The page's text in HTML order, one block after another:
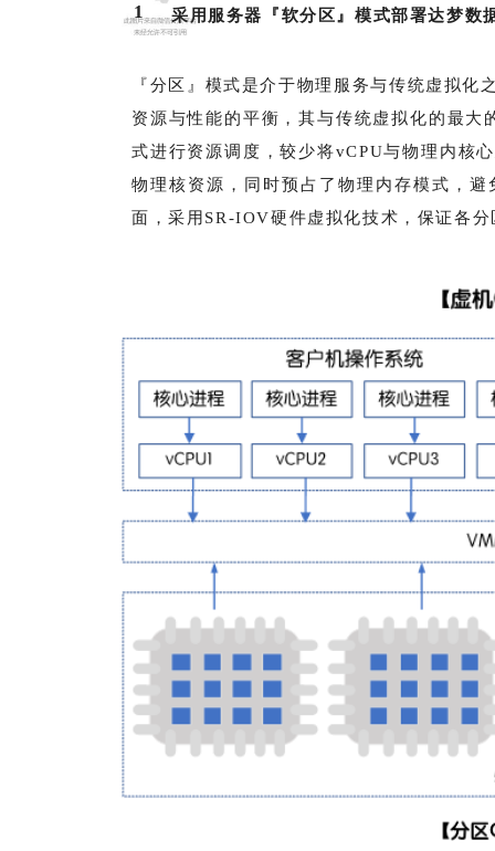
1 采用服务器『软分区』模式部署达梦数
『分区』模式是介于物理服务与传统虚拟
资源与性能的平衡，其与传统虚拟化的最
式进行资源调度，较少将vCPU与物理内核
物理核资源，同时预占了物理内存模式，
面，采用SR-IOV硬件虚拟化技术，保证各